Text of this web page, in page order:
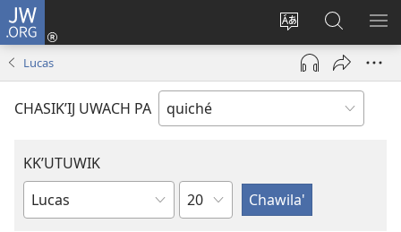
JW.ORG
Kakʼex
chʼabʼal
rech
Umajixik
sesión
(opens
window)
Chawilaʼ
JW.ORG
RI
Lucas
CHASIKʼIJ UWACH PA
KKʼUTUWIK
Wuj
K'utunem